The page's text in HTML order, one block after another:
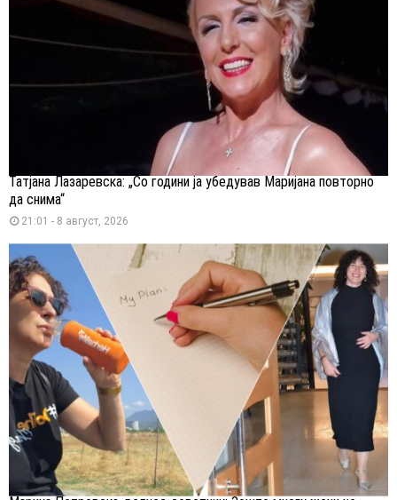
Татјана Лазаревска: „Со години ја убедував Маријана повторно
да снима“
21:01 - 8 август, 2026